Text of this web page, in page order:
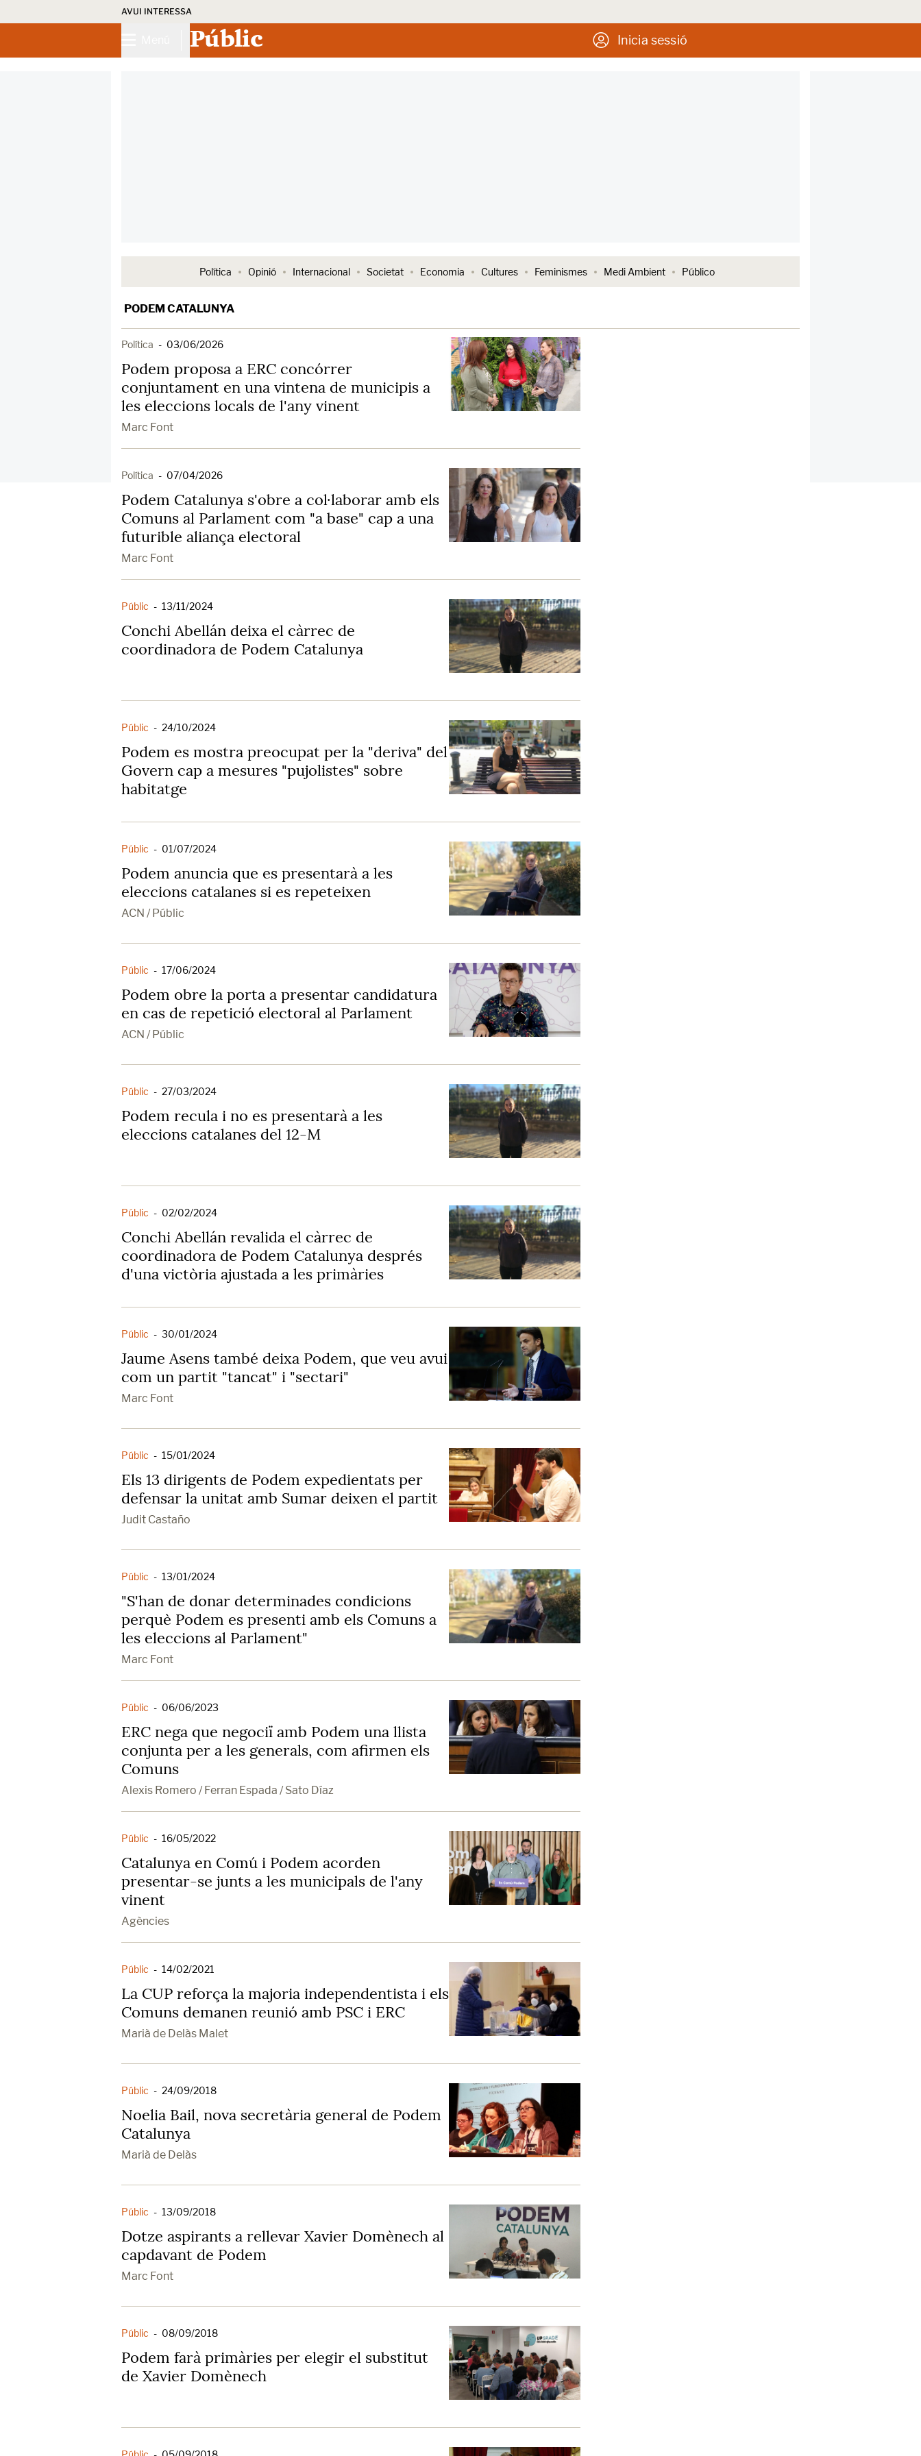
AVUI INTERESSA
Públic Inicia sessió
Política Opinió Internacional Societat Economia Cultures Feminismes Medi Ambient Público
PODEM CATALUNYA
Política - 03/06/2026
Podem proposa a ERC concórrer
conjuntament en una vintena de municipis a
les eleccions locals de l'any vinent
Marc Font
Política - 07/04/2026
Podem Catalunya s'obre a col·laborar amb els
Comuns al Parlament com "a base" cap a una
futurible aliança electoral
Marc Font
Públic - 13/11/2024
Conchi Abellán deixa el càrrec de
coordinadora de Podem Catalunya
Públic - 24/10/2024
Podem es mostra preocupat per la "deriva" del
Govern cap a mesures "pujolistes" sobre
habitatge
Públic - 01/07/2024
Podem anuncia que es presentarà a les
eleccions catalanes si es repeteixen
ACN / Públic
Públic - 17/06/2024
Podem obre la porta a presentar candidatura
en cas de repetició electoral al Parlament
ACN / Públic
Públic - 27/03/2024
Podem recula i no es presentarà a les
eleccions catalanes del 12-M
Públic - 02/02/2024
Conchi Abellán revalida el càrrec de
coordinadora de Podem Catalunya després
d'una victòria ajustada a les primàries
Públic - 30/01/2024
Jaume Asens també deixa Podem, que veu avui
com un partit "tancat" i "sectari"
Marc Font
Públic - 15/01/2024
Els 13 dirigents de Podem expedientats per
defensar la unitat amb Sumar deixen el partit
Judit Castaño
Públic - 13/01/2024
"S'han de donar determinades condicions
perquè Podem es presenti amb els Comuns a
les eleccions al Parlament"
Marc Font
Públic - 06/06/2023
ERC nega que negociï amb Podem una llista
conjunta per a les generals, com afirmen els
Comuns
Alexis Romero / Ferran Espada / Sato Díaz
Públic - 16/05/2022
Catalunya en Comú i Podem acorden
presentar-se junts a les municipals de l'any
vinent
Agències
Públic - 14/02/2021
La CUP reforça la majoria independentista i els
Comuns demanen reunió amb PSC i ERC
Marià de Delàs Malet
Públic - 24/09/2018
Noelia Bail, nova secretària general de Podem
Catalunya
Marià de Delàs
Públic - 13/09/2018
Dotze aspirants a rellevar Xavier Domènech al
capdavant de Podem
Marc Font
Públic - 08/09/2018
Podem farà primàries per elegir el substitut
de Xavier Domènech